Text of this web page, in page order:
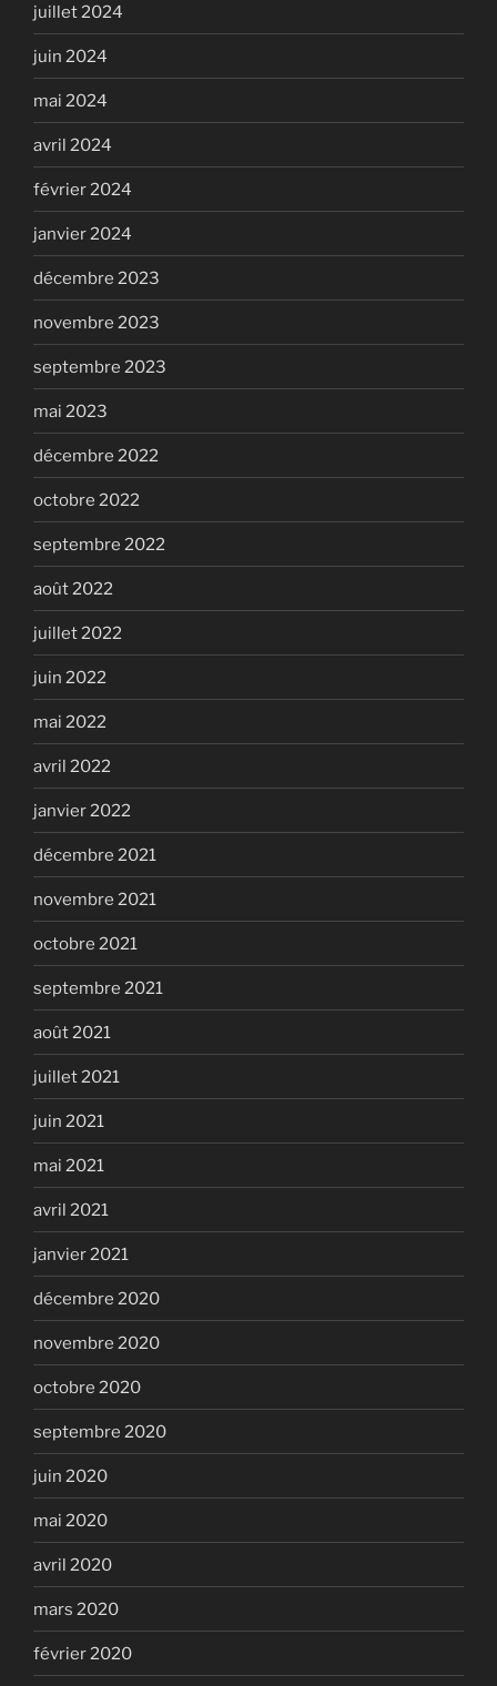
juillet 2024
juin 2024
mai 2024
avril 2024
février 2024
janvier 2024
décembre 2023
novembre 2023
septembre 2023
mai 2023
décembre 2022
octobre 2022
septembre 2022
août 2022
juillet 2022
juin 2022
mai 2022
avril 2022
janvier 2022
décembre 2021
novembre 2021
octobre 2021
septembre 2021
août 2021
juillet 2021
juin 2021
mai 2021
avril 2021
janvier 2021
décembre 2020
novembre 2020
octobre 2020
septembre 2020
juin 2020
mai 2020
avril 2020
mars 2020
février 2020